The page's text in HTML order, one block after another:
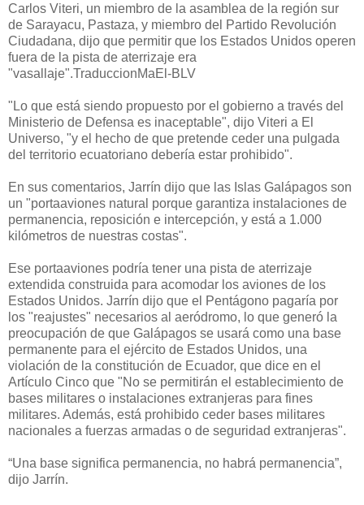
Carlos Viteri, un miembro de la asamblea de la región sur
de Sarayacu, Pastaza, y miembro del Partido Revolución
Ciudadana, dijo que permitir que los Estados Unidos operen
fuera de la pista de aterrizaje era
"vasallaje".TraduccionMaEl-BLV
"Lo que está siendo propuesto por el gobierno a través del
Ministerio de Defensa es inaceptable", dijo Viteri a El
Universo, "y el hecho de que pretende ceder una pulgada
del territorio ecuatoriano debería estar prohibido".
En sus comentarios, Jarrín dijo que las Islas Galápagos son
un "portaaviones natural porque garantiza instalaciones de
permanencia, reposición e intercepción, y está a 1.000
kilómetros de nuestras costas".
Ese portaaviones podría tener una pista de aterrizaje
extendida construida para acomodar los aviones de los
Estados Unidos. Jarrín dijo que el Pentágono pagaría por
los "reajustes" necesarios al aeródromo, lo que generó la
preocupación de que Galápagos se usará como una base
permanente para el ejército de Estados Unidos, una
violación de la constitución de Ecuador, que dice en el
Artículo Cinco que "No se permitirán el establecimiento de
bases militares o instalaciones extranjeras para fines
militares. Además, está prohibido ceder bases militares
nacionales a fuerzas armadas o de seguridad extranjeras".
“Una base significa permanencia, no habrá permanencia”,
dijo Jarrín.